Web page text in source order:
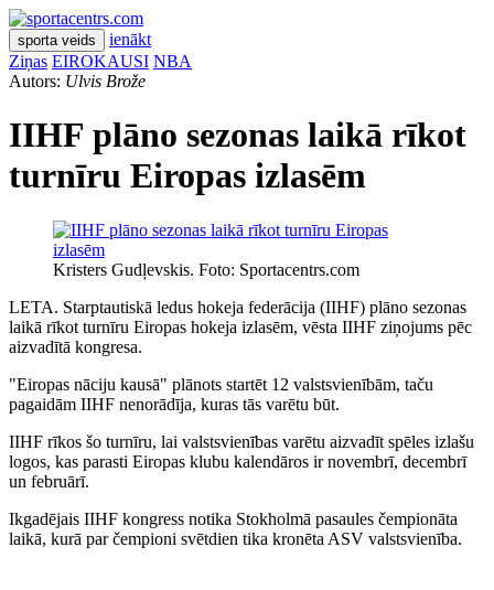
sporta veids
ienākt
Ziņas EIROKAUSI NBA
Autors: Ulvis Brože
IIHF plāno sezonas laikā rīkot
turnīru Eiropas izlasēm
Kristers Gudļevskis. Foto: Sportacentrs.com
LETA. Starptautiskā ledus hokeja federācija (IIHF) plāno sezonas
laikā rīkot turnīru Eiropas hokeja izlasēm, vēsta IIHF ziņojums pēc
aizvadītā kongresa.
"Eiropas nāciju kausā" plānots startēt 12 valstsvienībām, taču
pagaidām IIHF nenorādīja, kuras tās varētu būt.
IIHF rīkos šo turnīru, lai valstsvienības varētu aizvadīt spēles izlašu
logos, kas parasti Eiropas klubu kalendāros ir novembrī, decembrī
un februārī.
Ikgadējais IIHF kongress notika Stokholmā pasaules čempionāta
laikā, kurā par čempioni svētdien tika kronēta ASV valstsvienība.